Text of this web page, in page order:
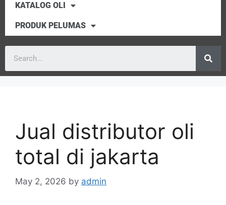
KATALOG OLI
PRODUK PELUMAS
Jual distributor oli
total di jakarta
May 2, 2026 by admin